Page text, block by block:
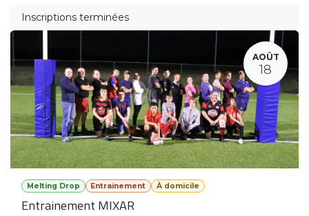
Inscriptions terminées
AOÛT
18
Melting Drop Entrainement À domicile
Entrainement MIXAR